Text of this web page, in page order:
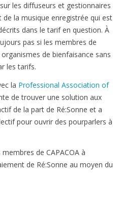
les diffuseurs et gestionnaires
de la musique enregistrée qui est
dans le tarif en question. À
pas si les membres de
de bienfaisance sans
les tarifs.
la Professional Association of
de trouver une solution aux
de la part de Ré:Sonne et a
pour ouvrir des pourparlers à
de CAPACOA à
de Ré:Sonne au moyen du